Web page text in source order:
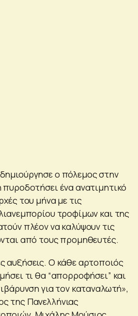
ο πόλεμος στην
πυροδοτήσει ένα ανατιμητικό
του μήνα με τις
τροφίμων και της
πλέον να καλύψουν τις
από τους προμηθευτές.
αυξήσεις. Ο κάθε αρτοποιός
τι θα “απορροφήσει” και
για τον καταναλωτή»,
της Πανελλήνιας